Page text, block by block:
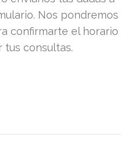
Nos pondremos
confirmarte el horario
tus consultas.